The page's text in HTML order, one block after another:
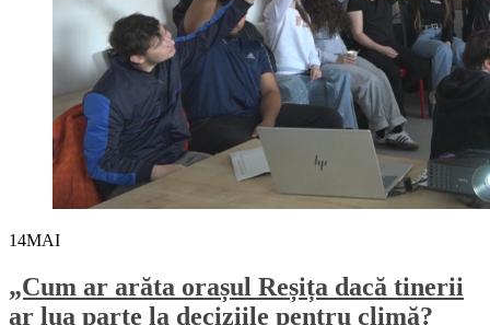
14MAI
„Cum ar arăta orașul Reșița dacă tinerii
ar lua parte la deciziile pentru climă?